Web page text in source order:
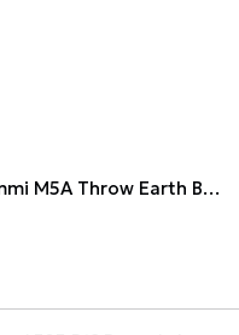
Настільна інтерактивна гра Ummi M5A Throw Earth Bags